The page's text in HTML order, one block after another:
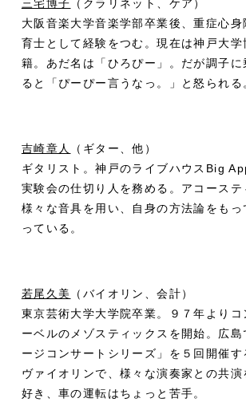
三宅博子 （クラリネット、ケア）
大阪音楽大学音楽学部卒業後、重症心身
育士として経験をつむ。現在は神戸大学
籍。あだ名は「ひろぴー」。だが調子に
ると「ぴーぴー言うなっ。」と怒られる
吉崎章人
（ギター、他）
ギタリスト。神戸のライブハウスBig
実験会の仕切り人を務める。アコーステ
様々な音具を用い、自身の方法論をもっ
っている。
若尾久美
（バイオリン、会計）
東京芸術大学大学院卒業。９７年よりコ
ーベルのメゾスティックスを開始。広島
ージコンサートシリーズ」を５回開催す
ヴァイオリンで、様々な演奏家との共演
好き、車の運転はちょっと苦手。